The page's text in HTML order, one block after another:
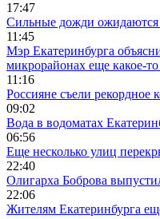
17:47
Сильные дожди ожидаются
11:45
Мэр Екатеринбурга
микрорайонах еще какое-
11:16
Россияне съели рекордное
09:02
Вода в водоматах
06:56
Еще несколько улиц
22:40
Олигарха Боброва
22:06
Жителям Екатеринбурга